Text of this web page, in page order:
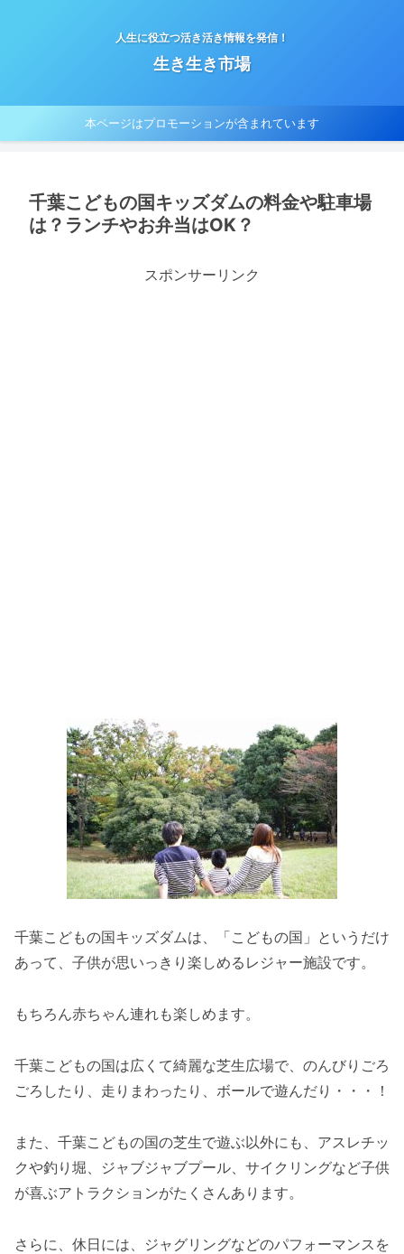
人生に役立つ活き活き情報を発信！
生き生き市場
本ページはプロモーションが含まれています
千葉こどもの国キッズダムの料金や駐車場
は？ランチやお弁当はOK？
スポンサーリンク
千葉こどもの国キッズダムは、「こどもの国」というだけ
あって、子供が思いっきり楽しめるレジャー施設です。
もちろん赤ちゃん連れも楽しめます。
千葉こどもの国は広くて綺麗な芝生広場で、のんびりごろ
ごろしたり、走りまわったり、ボールで遊んだり・・・！
また、千葉こどもの国の芝生で遊ぶ以外にも、アスレチッ
クや釣り堀、ジャブジャブプール、サイクリングなど子供
が喜ぶアトラクションがたくさんあります。
さらに、休日には、ジャグリングなどのパフォーマンスを